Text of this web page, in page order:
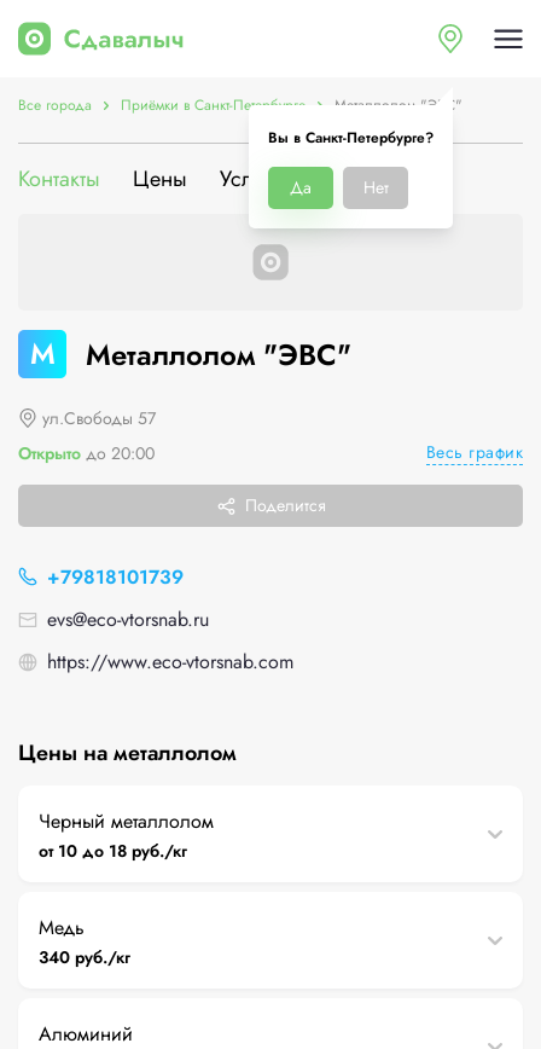
Вы в Санкт-Петербурге?
Да Нет
Все города Приёмки в Санкт-Петербурге Металлолом "ЭВС"
Контакты Цены Услуги О компании
М Металлолом "ЭВС"
ул.Свободы 57
Открыто до 20:00 Весь график
Поделится
+79818101739
evs@eco-vtorsnab.ru
https://www.eco-vtorsnab.com
Цены на металлолом
Черный металлолом
от 10 до 18 руб./кг
Медь
340 руб./кг
Алюминий